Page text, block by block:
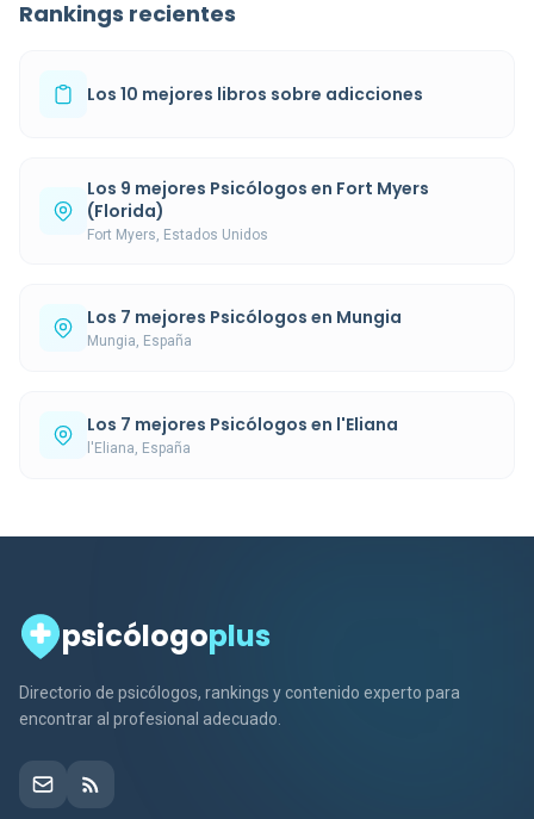
Rankings recientes
Los 10 mejores libros sobre adicciones
Los 9 mejores Psicólogos en Fort Myers
(Florida)
Fort Myers, Estados Unidos
Los 7 mejores Psicólogos en Mungia
Mungia, España
Los 7 mejores Psicólogos en l'Eliana
l'Eliana, España
psicólogoplus
Directorio de psicólogos, rankings y contenido experto para
encontrar al profesional adecuado.